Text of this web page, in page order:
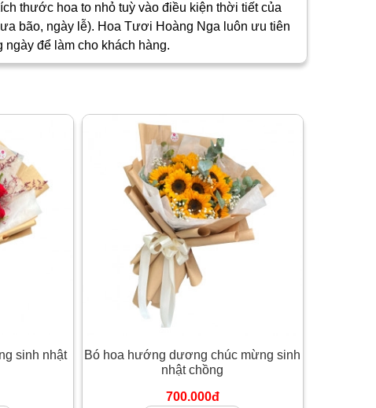
thước hoa to nhỏ tuỳ vào điều kiện thời tiết của
bão, ngày lễ). Hoa Tươi Hoàng Nga luôn ưu tiên
ngày để làm cho khách hàng.
sinh nhật
Bó hoa hướng dương chúc mừng sinh
nhật chồng
700.000đ